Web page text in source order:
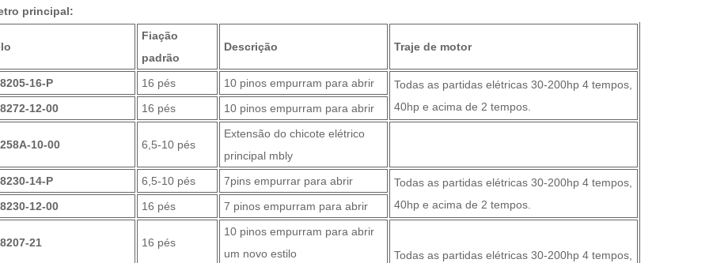
principal:
Fiação
padrão
Descrição Traje de motor
16-P 16 pés 10 pinos empurram para abrir
Todas as partidas elétricas 30-200hp 4 tempos,
40hp e acima de 2 tempos.
12-00 16 pés 10 pinos empurram para abrir
10-00 6,5-10 pés
Extensão do chicote elétrico
principal mbly
14-P
6,5-10 pés 7pins empurrar para abrir
Todas as partidas elétricas 30-200hp 4 tempos,
40hp e acima de 2 tempos.
12-00 16 pés 7 pinos empurram para abrir
21 16 pés
10 pinos empurram para abrir
um novo estilo
Todas as partidas elétricas 30-200hp 4 tempos,